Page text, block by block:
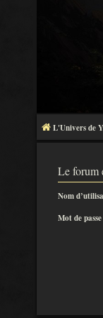
L'Univers de
Le forum
Nom
Mot de